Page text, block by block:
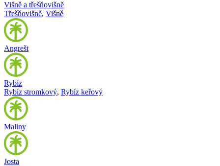
Višně a třešňovišně
Třešňovišně, Višně
Angrešt
Rybíz
Rybíz stromkový, Rybíz keřový
Maliny
Josta